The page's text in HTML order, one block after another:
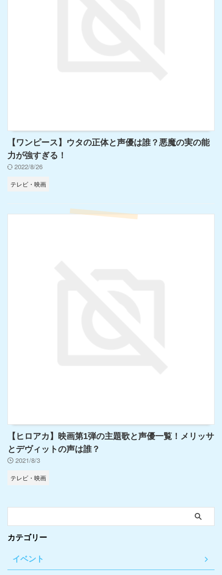
【ワンピース】ウタの正体と声優は誰？悪魔の実の能
力が強すぎる！
2022/8/26
テレビ・映画
【ヒロアカ】映画第1弾の主題歌と声優一覧！メリッサ
とデヴィットの声は誰？
2021/8/3
テレビ・映画
カテゴリー
イベント